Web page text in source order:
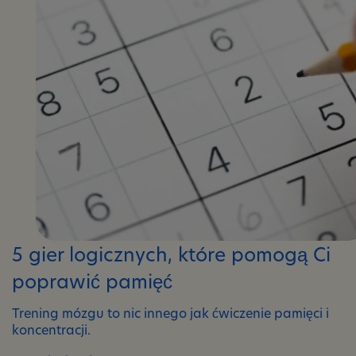
5 gier logicznych, które pomogą Ci
poprawić pamięć
Trening mózgu to nic innego jak ćwiczenie pamięci i
koncentracji.